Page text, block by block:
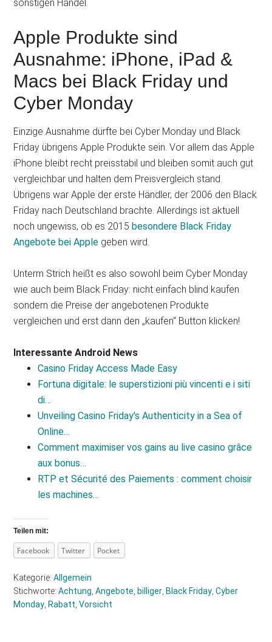
sonstigen Handel.
Apple Produkte sind
Ausnahme: iPhone, iPad &
Macs bei Black Friday und
Cyber Monday
Einzige Ausnahme dürfte bei Cyber Monday und Black
Friday übrigens Apple Produkte sein. Vor allem das Apple
iPhone bleibt recht preisstabil und bleiben somit auch gut
vergleichbar und halten dem Preisvergleich stand.
Übrigens war Apple der erste Händler, der 2006 den Black
Friday nach Deutschland brachte. Allerdings ist aktuell
noch ungewiss, ob es 2015besondere Black Friday
Angebote bei Apple geben wird.
Unterm Strich heißt es also sowohl beim Cyber Monday
wie auch beim Black Friday: nicht einfach blind kaufen
sondern die Preise der angebotenen Produkte
vergleichen und erst dann den „kaufen“ Button klicken!
Interessante Android News
Casino Friday Access Made Easy
Fortuna digitale: le superstizioni più vincenti e i siti
di…
Unveiling Casino Friday's Authenticity in a Sea of
Online…
Comment maximiser vos gains au live casino grâce
aux bonus…
RTP et Sécurité des Paiements : comment choisir
les machines…
Teilen mit:
Facebook Twitter Pocket
Kategorie:Allgemein
Stichworte:Achtung ,Angebote billiger Black Friday ,Cyber
Monday Rabatt ,Vorsicht